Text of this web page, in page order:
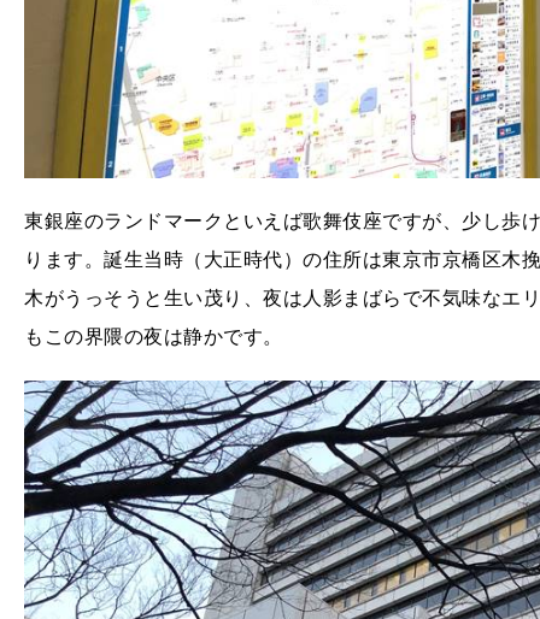
東銀座のランドマークといえば歌舞伎座ですが、少し歩
ります。誕生当時（大正時代）の住所は東京市京橋区木
木がうっそうと生い茂り、夜は人影まばらで不気味なエ
もこの界隈の夜は静かです。